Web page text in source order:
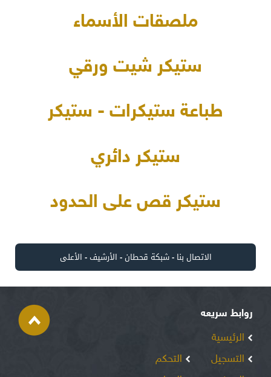
ملصقات الأسماء
ستيكر شيت ورقي
طباعة ستيكرات - ستيكر
ستيكر دائري
ستيكر قص على الحدود
الاتصال بنا -شبكة قحطان- الأرشيف- الأعلى
روابط سريعه
الرئيسية
التسجيل
التحكم